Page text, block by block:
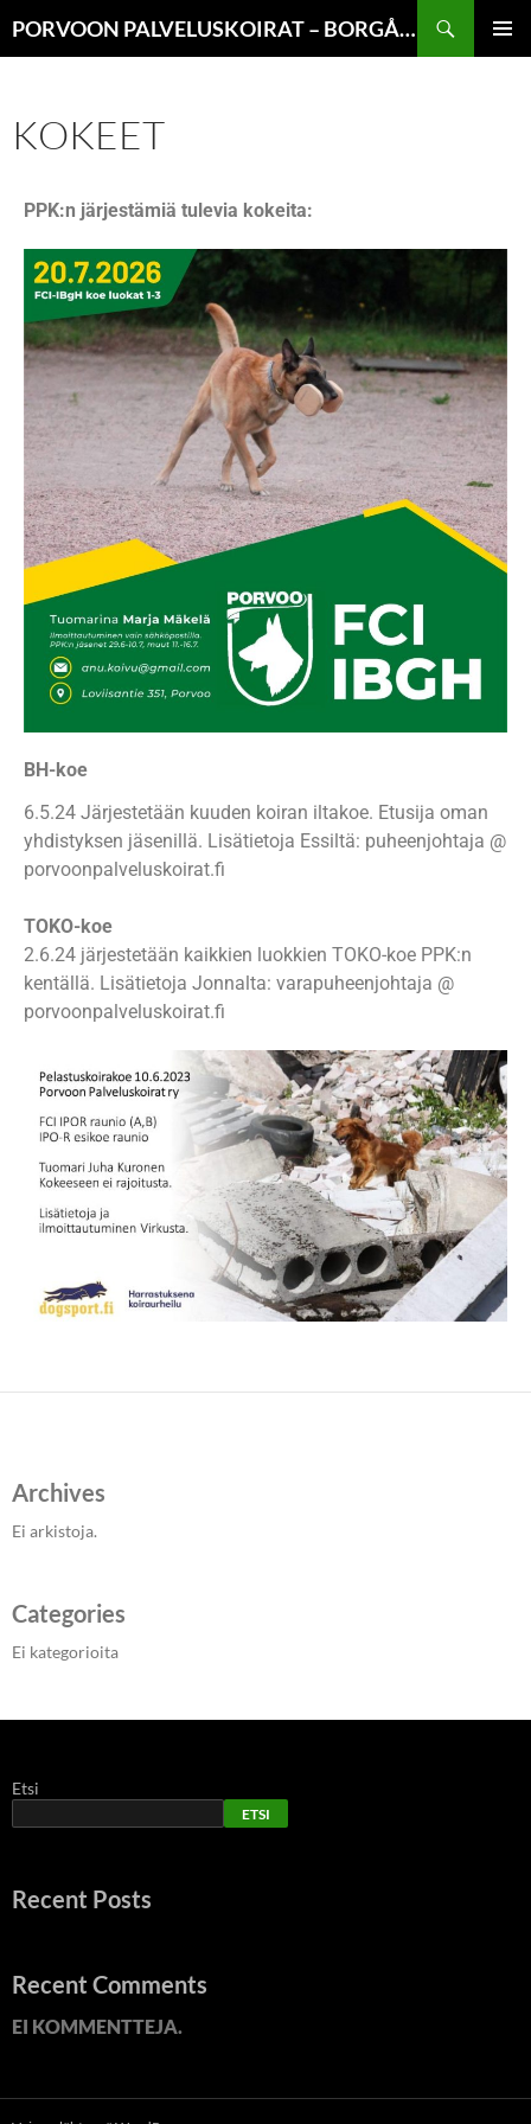
PORVOON PALVELUSKOIRAT – BORGÅ BRUKSHUNDAR
KOKEET
PPK:n järjestämiä tulevia kokeita:
BH-koe
6.5.24 Järjestetään kuuden koiran iltakoe. Etusija oman
yhdistyksen jäsenillä. Lisätietoja Essiltä: puheenjohtaja @
porvoonpalveluskoirat.fi
TOKO-koe
2.6.24 järjestetään kaikkien luokkien TOKO-koe PPK:n
kentällä. Lisätietoja Jonnalta: varapuheenjohtaja @
porvoonpalveluskoirat.fi
Archives
Ei arkistoja.
Categories
Ei kategorioita
Etsi
ETSI
Recent Posts
Recent Comments
EI KOMMENTTEJA.